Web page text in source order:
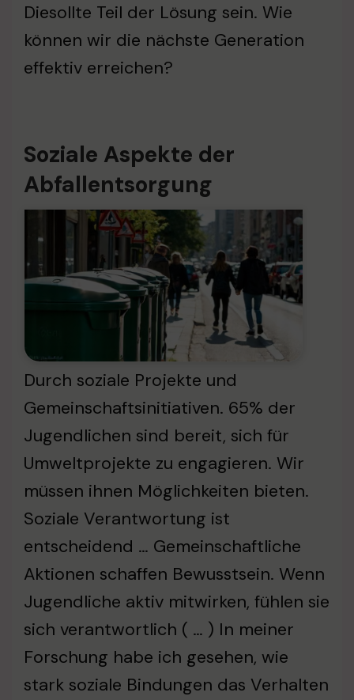
Diesollte Teil der Lösung sein. Wie
können wir die nächste Generation
effektiv erreichen?
Soziale Aspekte der
Abfallentsorgung
Durch soziale Projekte und
Gemeinschaftsinitiativen. 65% der
Jugendlichen sind bereit, sich für
Umweltprojekte zu engagieren. Wir
müssen ihnen Möglichkeiten bieten.
Soziale Verantwortung ist
entscheidend … Gemeinschaftliche
Aktionen schaffen Bewusstsein. Wenn
Jugendliche aktiv mitwirken, fühlen sie
sich verantwortlich ( … ) In meiner
Forschung habe ich gesehen, wie
stark soziale Bindungen das Verhalten